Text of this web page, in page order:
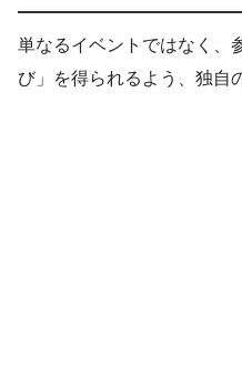
単なるイベントではなく、
び」を得られるよう、独自